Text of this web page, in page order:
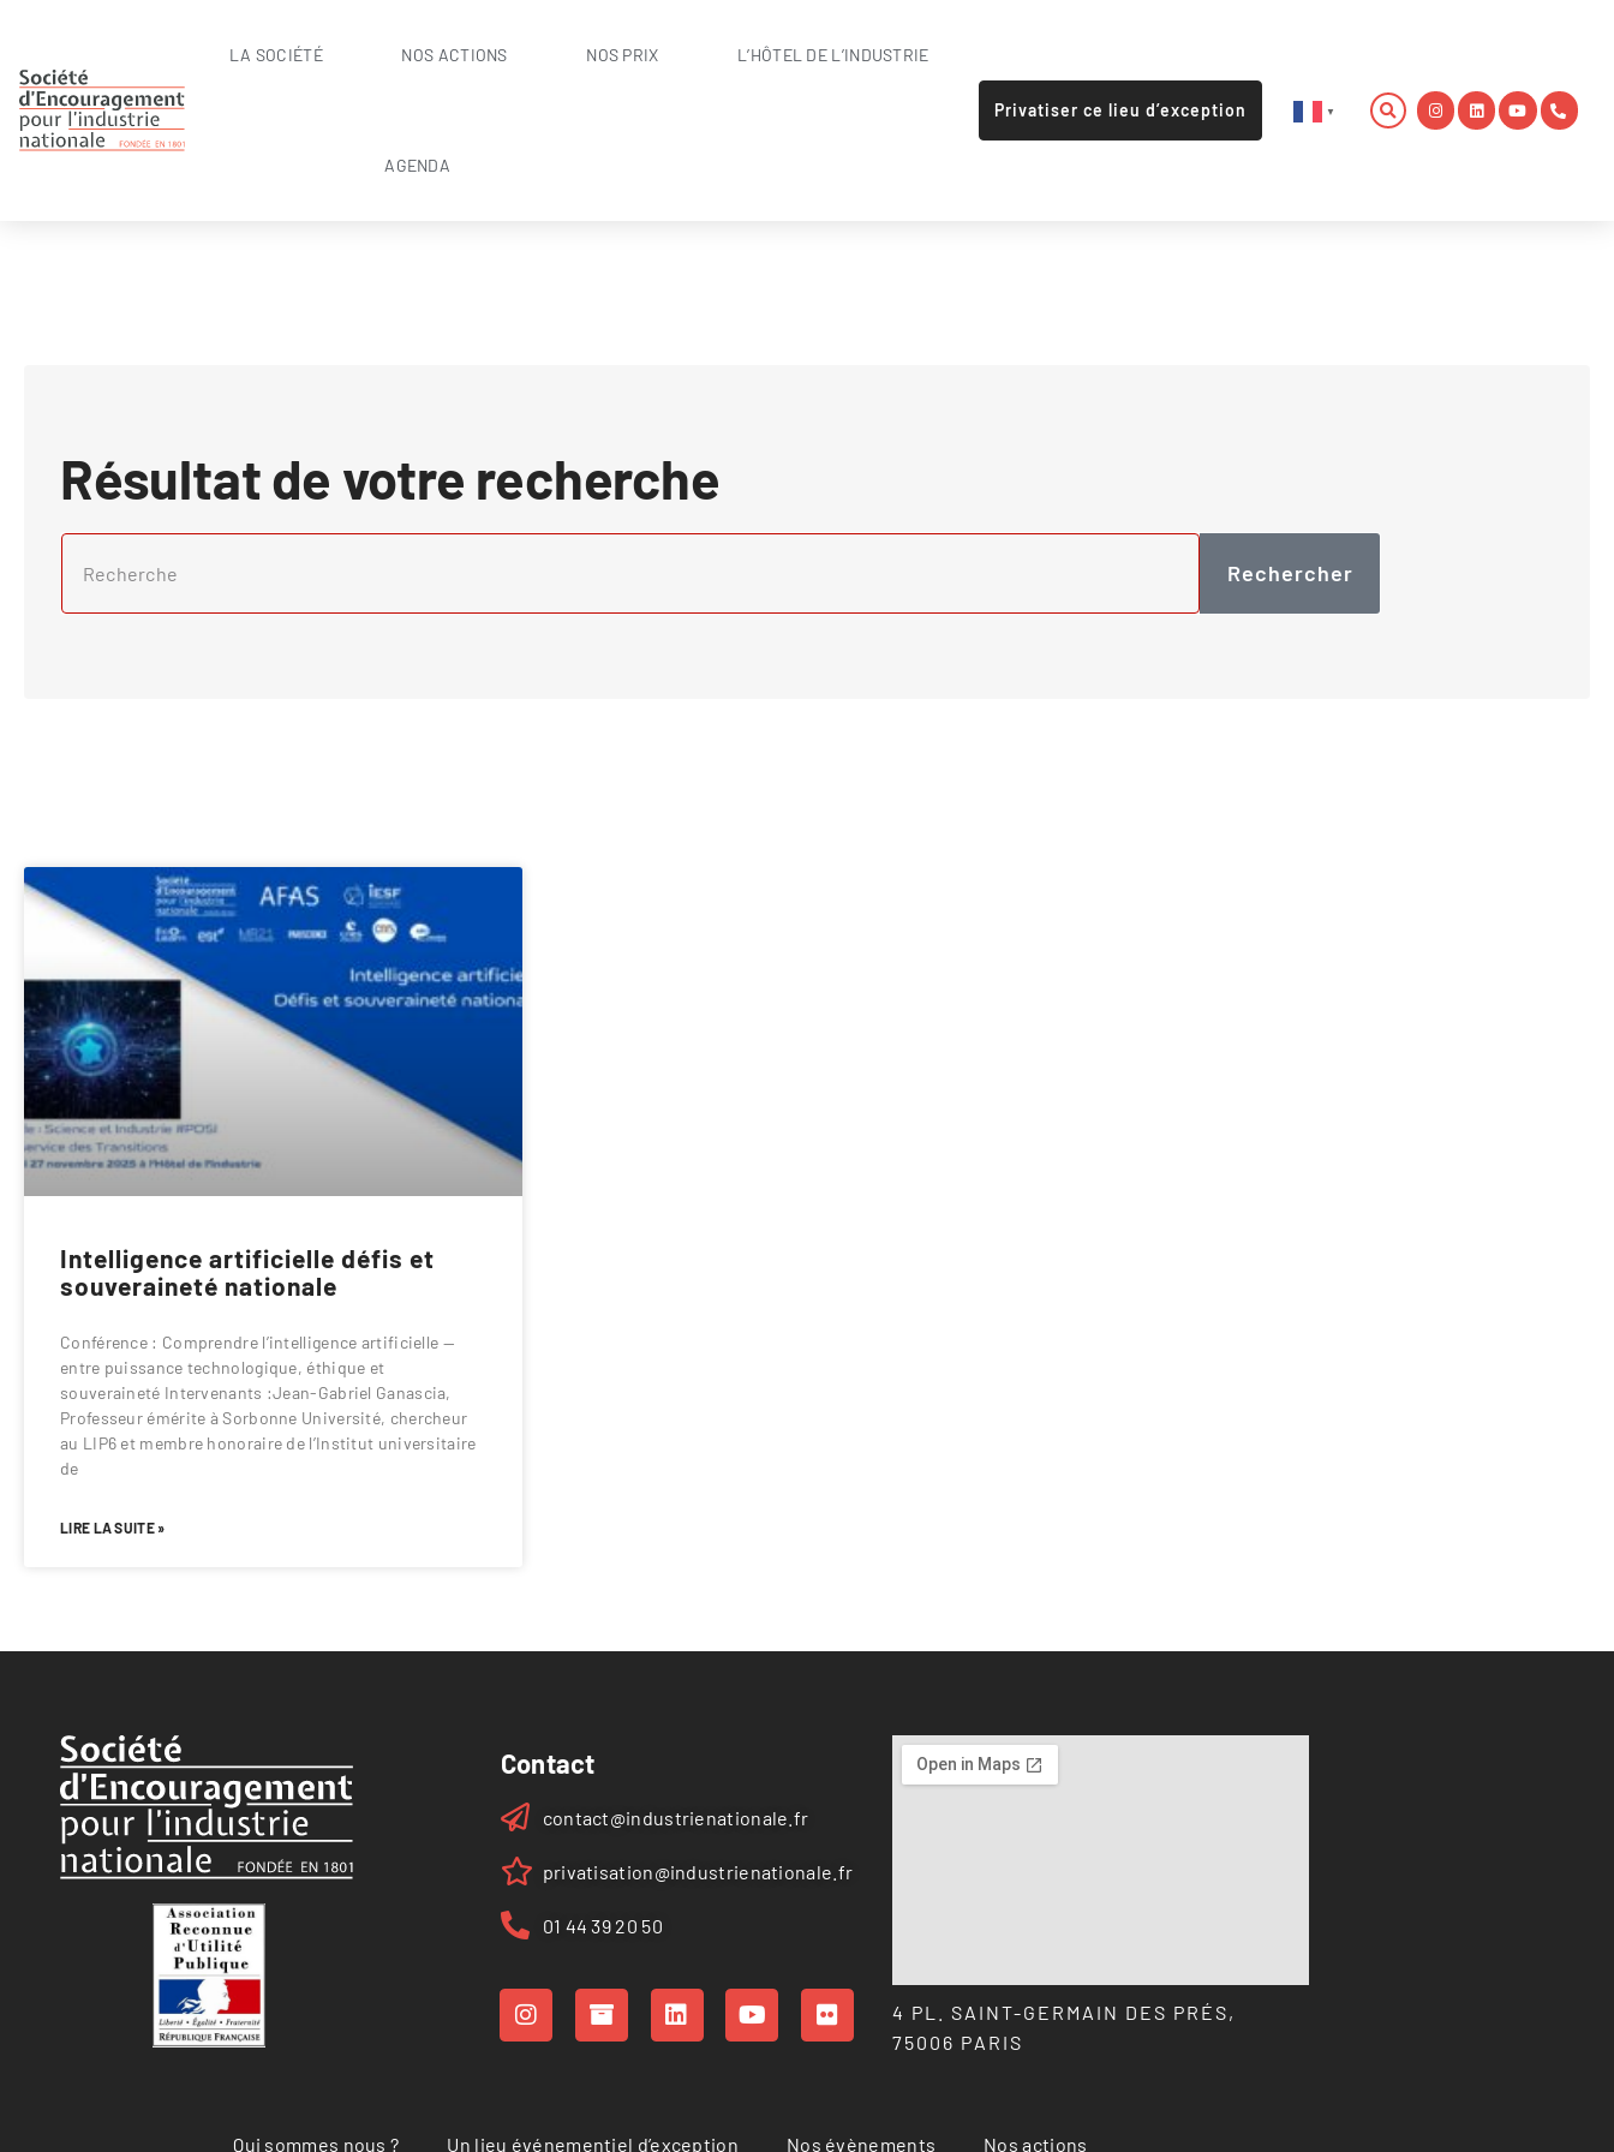
LA SOCIÉTÉ NOS ACTIONS NOS PRIX L’HÔTEL DE L’INDUSTRIE
AGENDA
Privatiser ce lieu d’exception ▼
Résultat de votre recherche
Rechercher
Intelligence artificielle défis et
souveraineté nationale
Conférence : Comprendre l’intelligence artificielle —
entre puissance technologique, éthique et
souveraineté Intervenants :Jean-Gabriel Ganascia,
Professeur émérite à Sorbonne Université, chercheur
au LIP6 et membre honoraire de l’Institut universitaire
de
LIRE LA SUITE »
Contact
contact@industrienationale.fr
privatisation@industrienationale.fr
01 44 39 20 50
4 PL. SAINT-GERMAIN DES PRÉS,
75006 PARIS
Qui sommes nous ? Un lieu événementiel d’exception Nos évènements Nos actions